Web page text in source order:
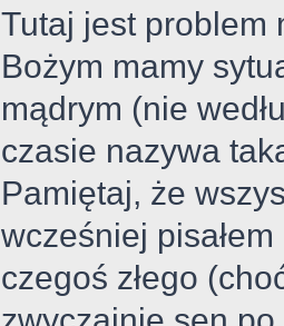
Tutaj jest problem
Bożym mamy
mądrym (nie
czasie nazywa
Pamiętaj, że
wcześniej
czegoś złego